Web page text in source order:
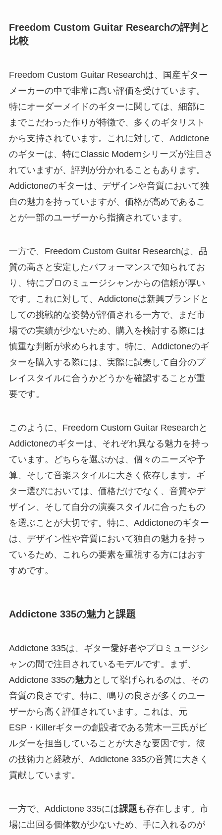
Freedom Custom Guitar Researchの評判と
比較
Freedom Custom Guitar Researchは、国産ギター
メーカーの中で非常に高い評価を受けています。
特にオーダーメイドのギターに関しては、細部に
までこだわった作りが特徴で、多くのギタリスト
から支持されています。これに対して、Addictone
のギターは、特にClassic Modernシリーズが注目さ
れていますが、評判が分かれることもあります。
Addictoneのギターは、デザインや音質において独
自の魅力を持っていますが、価格が高めであるこ
とが一部のユーザーから指摘されています。
一方で、Freedom Custom Guitar Researchは、品
質の高さと安定したパフォーマンスで知られてお
り、特にプロのミュージシャンからの信頼が厚い
です。これに対して、Addictoneは新興ブランドと
しての挑戦的な姿勢が評価される一方で、まだ市
場での実績が少ないため、購入を検討する際には
慎重な判断が求められます。特に、Addictoneのギ
ターを購入する際には、実際に試奏して自分のプ
レイスタイルに合うかどうかを確認することが重
要です。
このように、Freedom Custom Guitar Researchと
Addictoneのギターは、それぞれ異なる魅力を持っ
ています。どちらを選ぶかは、個々のニーズや予
算、そして音楽スタイルに大きく依存します。ギ
ター選びにおいては、価格だけでなく、音質やデ
ザイン、そして自分の演奏スタイルに合ったもの
を選ぶことが大切です。特に、Addictoneのギター
は、デザイン性や音質において独自の魅力を持っ
ているため、これらの要素を重視する方にはおす
すめです。
Addictone 335の魅力と課題
Addictone 335は、ギター愛好者やプロミュージシ
ャンの間で注目されているモデルです。まず、
Addictone 335の魅力 として挙げられるのは、その
音質の良さです。特に、鳴りの良さが多くのユー
ザーから高く評価されています。これは、元
ESP・Killerギターの創設者である荒木一三氏がビ
ルダーを担当していることが大きな要因です。彼
の技術力と経験が、Addictone 335の音質に大きく
貢献しています。
一方で、Addictone 335には課題 も存在します。市
場に出回る個体数が少ないため、手に入れるのが